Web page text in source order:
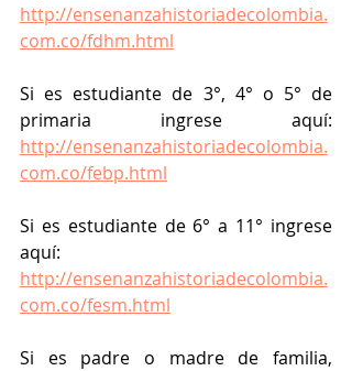
http://ensenanzahistoriadecolombia.
com.co/fdhm.html
Si es estudiante de 3°, 4° o 5° de
http://ensenanzahistoriadecolombia.
com.co/febp.html
Si es estudiante de 6° a 11° ingrese
http://ensenanzahistoriadecolombia.
com.co/fesm.html
Si es padre o madre de familia,